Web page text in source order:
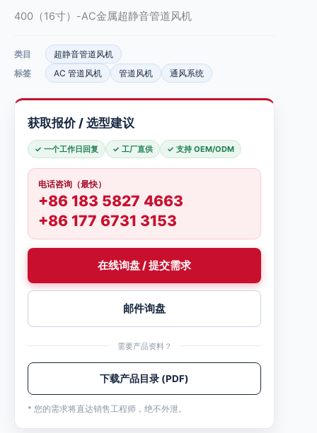
400（16寸）-AC金属超静音管道风机
类目
超静音管道风机
标签
AC 管道风机 管道风机 通风系统
获取报价 / 选型建议
✓ 一个工作日回复 ✓ 工厂直供 ✓ 支持 OEM/ODM
电话咨询（最快）
+86 183 5827 4663
+86 177 6731 3153
在线询盘 / 提交需求
邮件询盘
需要产品资料？
下载产品目录 (PDF)
* 您的需求将直达销售工程师，绝不外泄。